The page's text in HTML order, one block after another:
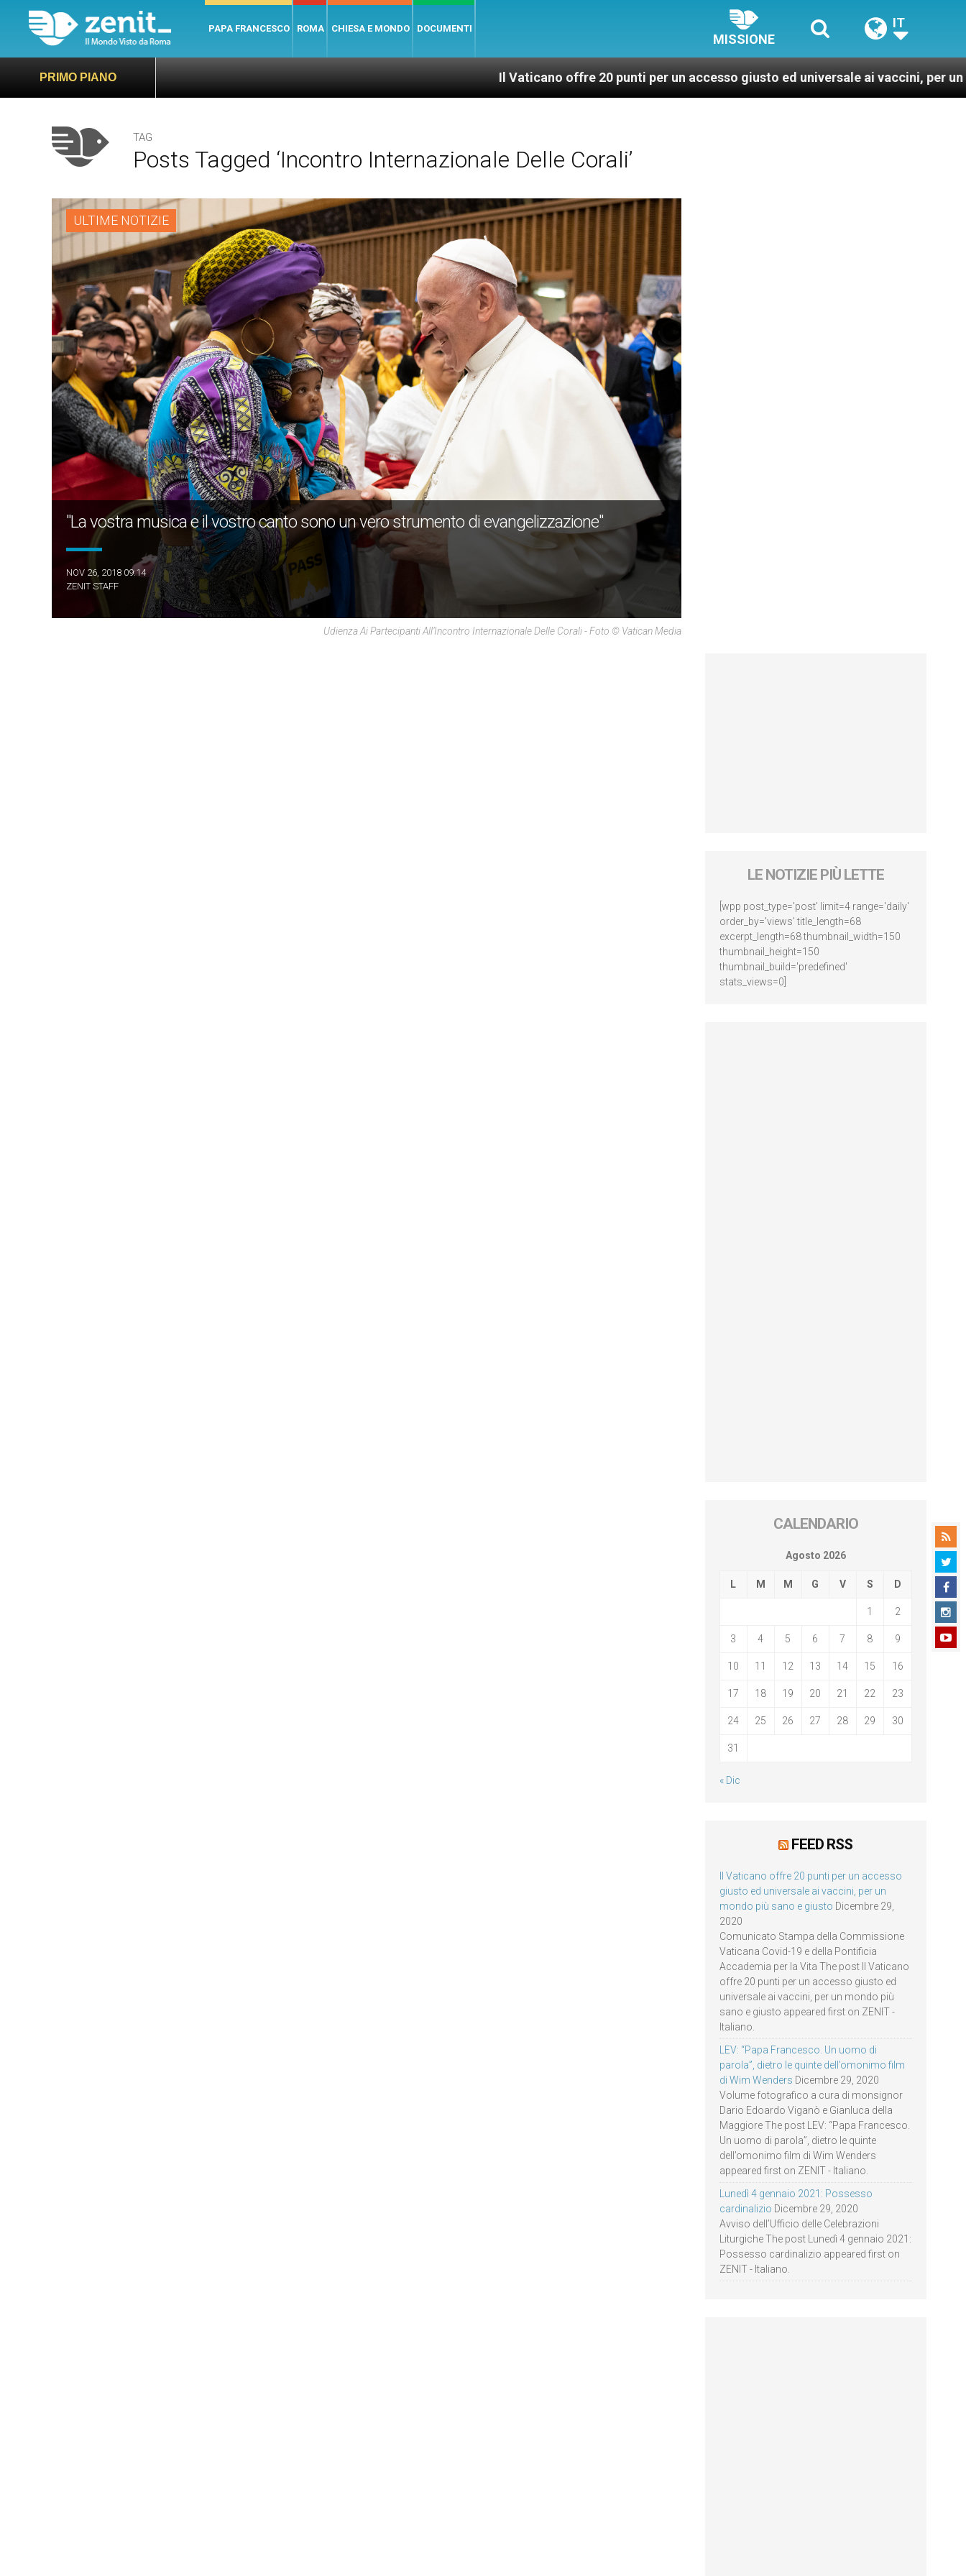
PAPA FRANCESCO ROMA CHIESA E MONDO DOCUMENTI
MISSIONE
IT
PRIMO PIANO Il Vaticano offre 20 punti per un accesso giusto ed universale ai vaccini, per un mondo più
TAG
Posts Tagged ‘incontro Internazionale Delle Corali’
ULTIME NOTIZIE
"La vostra musica e il vostro canto sono un vero strumento di evangelizzazione"
NOV 26, 2018 09:14
ZENIT STAFF
Udienza Ai Partecipanti All’Incontro Internazionale Delle Corali - Foto © Vatican Media
LE NOTIZIE PIÙ LETTE
[wpp post_type='post' limit=4 range='daily'
order_by='views' title_length=68
excerpt_length=68 thumbnail_width=150
thumbnail_height=150
thumbnail_build='predefined'
stats_views=0]
CALENDARIO
Agosto 2026
L M M G V S D
1 2
3 4 5 6 7 8 9
10 11 12 13 14 15 16
17 18 19 20 21 22 23
24 25 26 27 28 29 30
31
« Dic
FEED RSS
Il Vaticano offre 20 punti per un accesso
giusto ed universale ai vaccini, per un
mondo più sano e giusto Dicembre 29,
2020
Comunicato Stampa della Commissione
Vaticana Covid-19 e della Pontificia
Accademia per la Vita The post Il Vaticano
offre 20 punti per un accesso giusto ed
universale ai vaccini, per un mondo più
sano e giusto appeared first on ZENIT -
Italiano.
LEV: “Papa Francesco. Un uomo di
parola”, dietro le quinte dell’omonimo film
di Wim Wenders Dicembre 29, 2020
Volume fotografico a cura di monsignor
Dario Edoardo Viganò e Gianluca della
Maggiore The post LEV: “Papa Francesco.
Un uomo di parola”, dietro le quinte
dell’omonimo film di Wim Wenders
appeared first on ZENIT - Italiano.
Lunedì 4 gennaio 2021: Possesso
cardinalizio Dicembre 29, 2020
Avviso dell’Ufficio delle Celebrazioni
Liturgiche The post Lunedì 4 gennaio 2021:
Possesso cardinalizio appeared first on
ZENIT - Italiano.